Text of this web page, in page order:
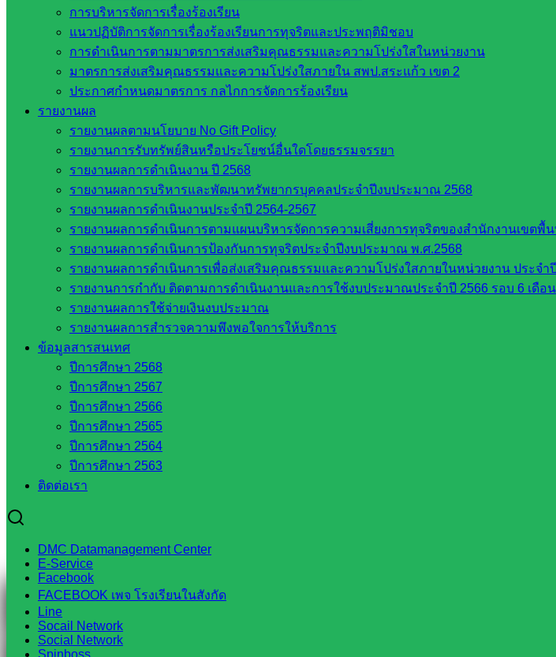
การบริหารจัดการเรื่องร้องเรียน
แนวปฏิบัติการจัดการเรื่องร้องเรียนการทุจริตและประพฤติมิชอบ
การดำเนินการตามมาตรการส่งเสริมคุณธรรมและความโปร่งใสในหน่วยงาน
มาตรการส่งเสริมคุณธรรมและความโปร่งใสภายใน สพป.สระแก้ว เขต 2
ประกาศกำหนดมาตรการ กลไกการจัดการร้องเรียน
รายงานผล
รายงานผลตามนโยบาย No Gift Policy
รายงานการรับทรัพย์สินหรือประโยชน์อื่นใดโดยธรรมจรรยา
รายงานผลการดำเนินงาน ปี 2568
รายงานผลการบริหารและพัฒนาทรัพยากรบุคคลประจำปีงบประมาณ 2568
รายงานผลการดำเนินงานประจำปี 2564-2567
รายงานผลการดำเนินการตามแผนบริหารจัดการความเสี่ยงการทุจริตของสำนักงานเขต
รายงานผลการดำเนินการป้องกันการทุจริตประจำปีงบประมาณ พ.ศ.2568
รายงานผลการดำเนินการเพื่อส่งเสริมคุณธรรมและความโปร่งใสภายในหน่วยงาน ประจ
รายงานการกำกับ ติดตามการดำเนินงานและการใช้งบประมาณประจำปี 2566 รอบ 6 เดือน
รายงานผลการใช้จ่ายเงินงบประมาณ
รายงานผลการสำรวจความพึงพอใจการให้บริการ
ข้อมูลสารสนเทศ
ปีการศึกษา 2568
ปีการศึกษา 2567
ปีการศึกษา 2566
ปีการศึกษา 2565
ปีการศึกษา 2564
ปีการศึกษา 2563
ติดต่อเรา
DMC Datamanagement Center
E-Service
Facebook
FACEBOOK เพจ โรงเรียนในสังกัด
Line
Socail Network
Social Network
Spinboss
ดาวน์โหลดเอกสาร
กลุ่มอำนวยการ
กลุ่มบริหารงานงานเงินและสินทรัพย์
กลุ่มส่งเสริมการจัดการศึกษา
กลุ่มบริหารงานบุคคล
กลุ่มพัฒนาครูและบุคลากรฯ
กลุ่มนิเทศติดตามและประเมินผลฯ
::: ©2021 sakarea2.go.th. All rights reserved. Design By SK2 ICT TEAM :::
สอบถามได้นะคะ
Line
Tel 037-232263:
Messenger
Facebook